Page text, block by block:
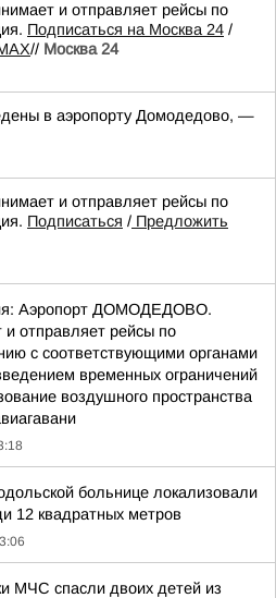
и отправляет рейсы по
Подписаться на Москва 24 /
// Москва 24
в аэропорту Домодедово, —
и отправляет рейсы по
Подписаться / Предложить
Аэропорт ДОМОДЕДОВО.
и отправляет рейсы по
с соответствующими органами
временных ограничений
воздушного пространства
больнице локализовали
12 квадратных метров
МЧС спасли двоих детей из